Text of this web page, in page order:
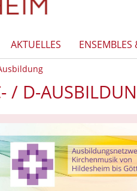
AKTUELLES ENSEMBLES
/ D-